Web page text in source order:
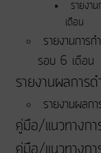
รายงา
เดือน
รายงานการก
รอบ 6 เดือน
รายงานผลการด
รายงานผลก
คู่มือ/แนวทางกา